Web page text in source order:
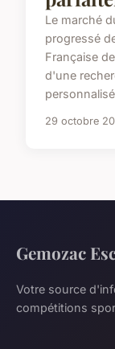
Le marché
progressé
Française
d'une
29 octobre
Gemozac
Votre source
compétitions